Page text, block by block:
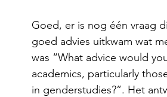
Goed, er is nog één vraag
goed advies uitkwam wat
was “What advice would
academics, particularly
in genderstudies?”. Het